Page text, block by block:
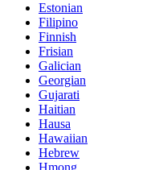
Estonian
Filipino
Finnish
Frisian
Galician
Georgian
Gujarati
Haitian
Hausa
Hawaiian
Hebrew